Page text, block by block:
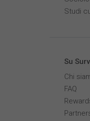
Studi
Su
Chi
FAQ